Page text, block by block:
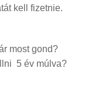
kell fizetnie.
most gond?
5 év múlva?